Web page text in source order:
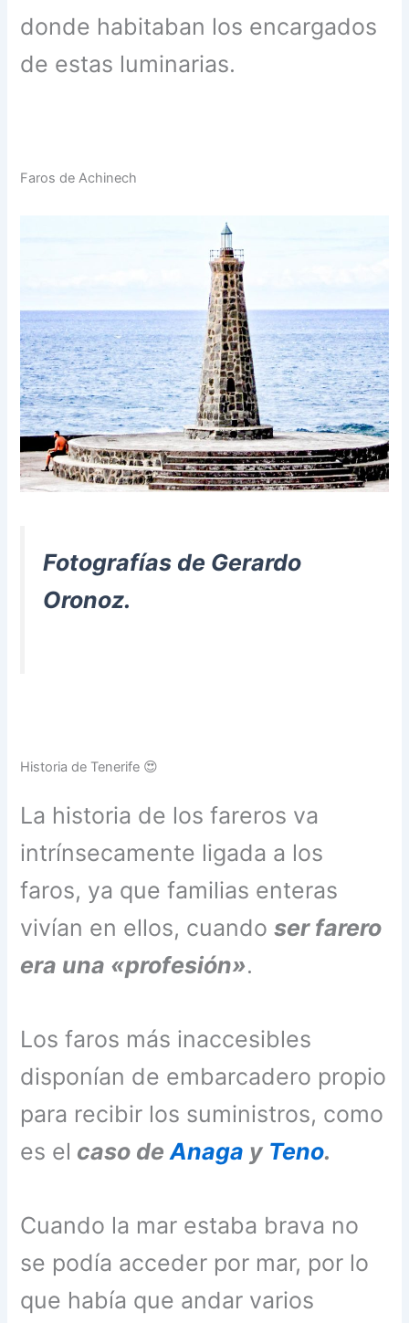
donde habitaban los encargados
de estas luminarias.
Faros de Achinech
Fotografías de Gerardo
Oronoz.
Historia de Tenerife 😍
La historia de los fareros va
intrínsecamente ligada a los
faros, ya que familias enteras
vivían en ellos, cuandoser farero
era una «profesión».
Los faros más inaccesibles
disponían de embarcadero propio
para recibir los suministros, como
es el caso deAnaga y Teno.
Cuando la mar estaba brava no
se podía acceder por mar, por lo
que había que andar varios